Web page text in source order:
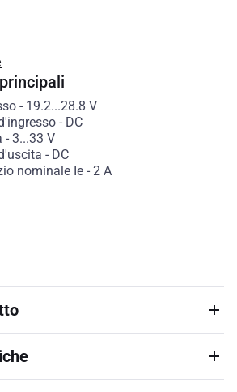
- 19.2...28.8 V
- DC
- 3...33 V
- DC
nominale Ie- 2 A